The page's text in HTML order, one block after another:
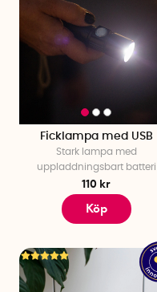
Ficklampa med USB
Stark lampa med
uppladdningsbart batteri
110 kr
Köp